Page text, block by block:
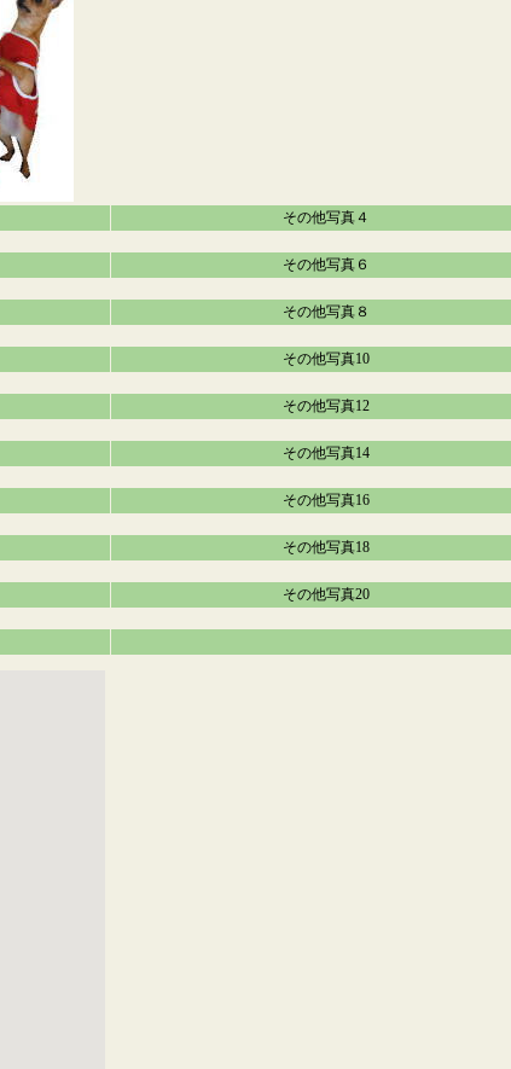
その他写真４
その他写真６
その他写真８
その他写真10
その他写真12
その他写真14
その他写真16
その他写真18
その他写真20